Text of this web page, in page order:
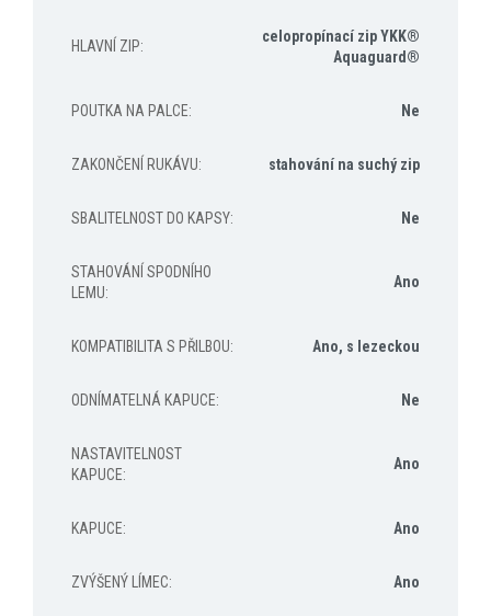
HLAVNÍ ZIP:
celopropínací zip YKK®
Aquaguard®
POUTKA NA PALCE: Ne
ZAKONČENÍ RUKÁVU: stahování na suchý zip
SBALITELNOST DO KAPSY: Ne
STAHOVÁNÍ SPODNÍHO
LEMU:
Ano
KOMPATIBILITA S PŘILBOU: Ano, s lezeckou
ODNÍMATELNÁ KAPUCE: Ne
NASTAVITELNOST
KAPUCE:
Ano
KAPUCE: Ano
ZVÝŠENÝ LÍMEC: Ano